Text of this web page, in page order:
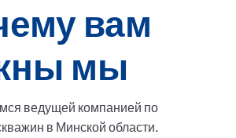
вам
мы
ведущей компанией по
в Минской области.